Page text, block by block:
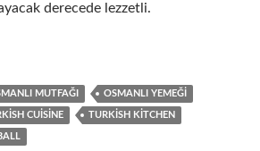
derecede lezzetli.
MUTFAĞI OSMANLI YEMEĞI
CUISINE TURKISH KITCHEN